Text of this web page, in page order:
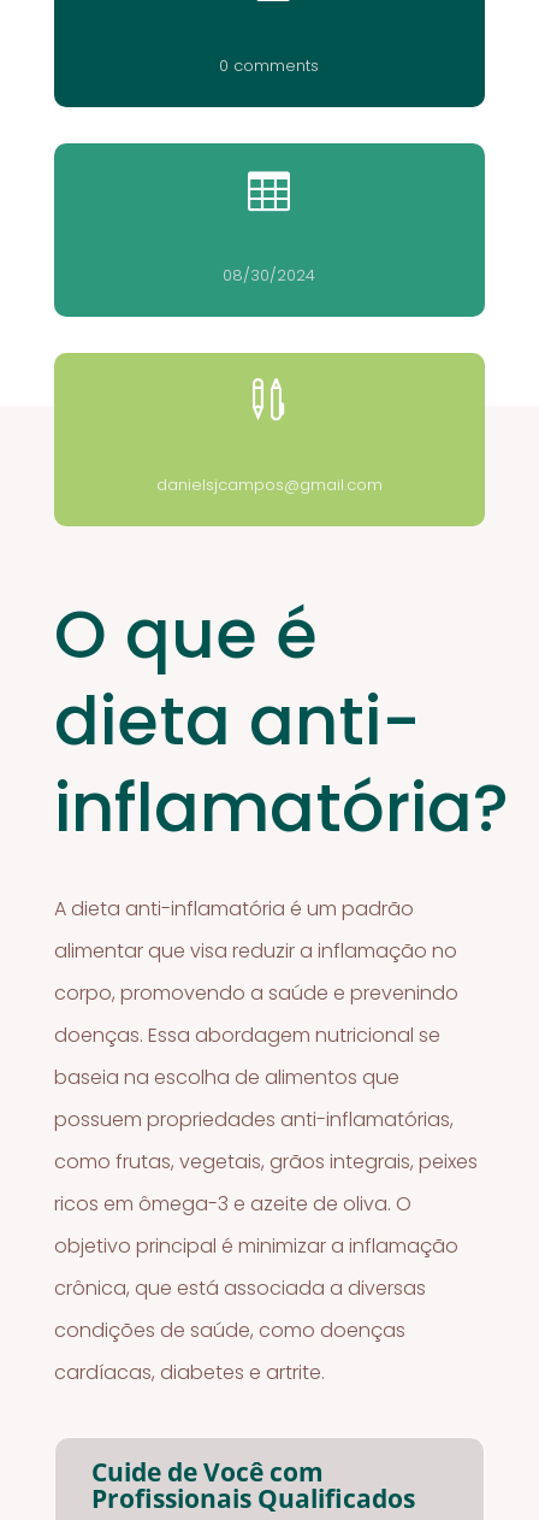
0 comments

08/30/2024

danielsjcampos@gmail.com
O que é
dieta anti-
inflamatória?
A dieta anti-inflamatória é um padrão
alimentar que visa reduzir a inflamação no
corpo, promovendo a saúde e prevenindo
doenças. Essa abordagem nutricional se
baseia na escolha de alimentos que
possuem propriedades anti-inflamatórias,
como frutas, vegetais, grãos integrais, peixes
ricos em ômega-3 e azeite de oliva. O
objetivo principal é minimizar a inflamação
crônica, que está associada a diversas
condições de saúde, como doenças
cardíacas, diabetes e artrite.
Cuide de Você com
Profissionais Qualificados